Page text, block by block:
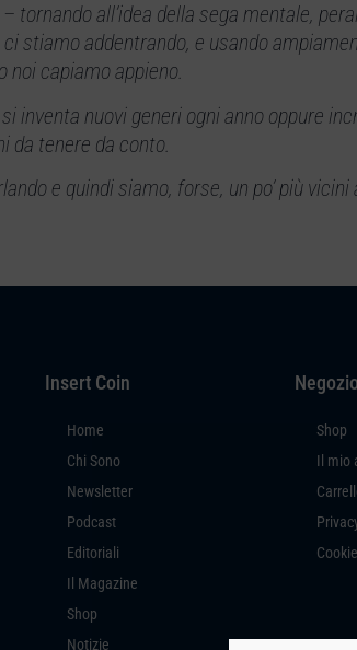
all’idea della sega mentale,
stiamo addentrando, e usando
noi capiamo appieno.
inventa nuovi generi ogni anno oppure
da tenere da conto.
e quindi siamo, forse, un po’ più
Insert Coin
Home
Chi Sono
Newsletter
Podcast
Editoriali
Il Magazine
Shop
Notizie
Negozio
Shop
Il mio